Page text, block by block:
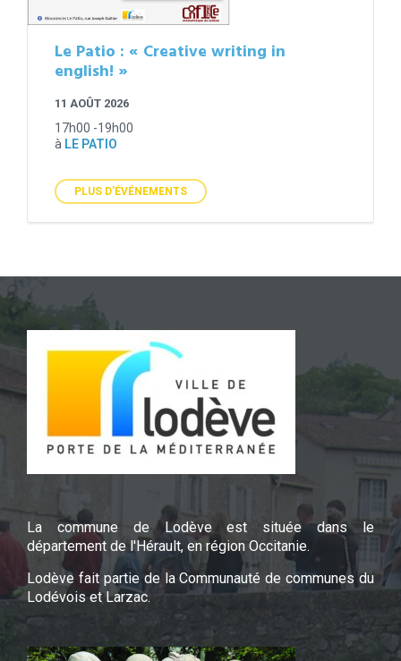
Le Patio : « Creative writing in
english! »
11 AOÛT 2026
17h00 -19h00
à LE PATIO
PLUS D'ÉVÉNEMENTS
La commune de Lodève est située dans le
département de l'Hérault, en région Occitanie.
Lodève fait partie de la Communauté de communes du
Lodévois et Larzac.